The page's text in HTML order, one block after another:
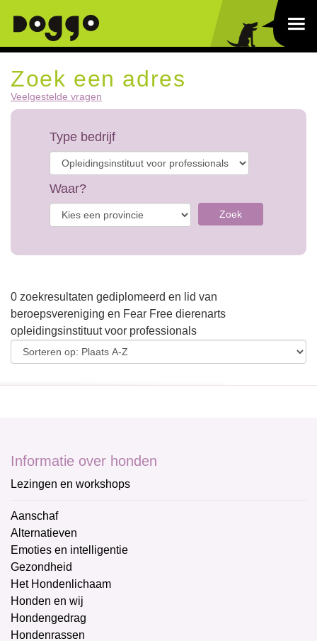
Zoek een adres
Veelgestelde vragen
Type bedrijf
Waar?
Zoek
0 zoekresultaten gediplomeerd en lid van
beroepsvereniging en Fear Free dierenarts
opleidingsinstituut voor professionals
Informatie over honden
Lezingen en workshops
Aanschaf
Alternatieven
Emoties en intelligentie
Gezondheid
Het Hondenlichaam
Honden en wij
Hondengedrag
Hondenrassen